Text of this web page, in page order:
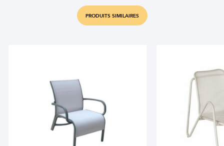
PRODUITS SIMILAIRES